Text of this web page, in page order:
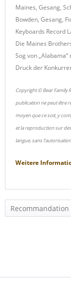
Maines, Gesang,
Bowden, Gesang,
Keyboards Record
Die Maines
Sog von
Druck der
Copyright © Bear Family
publication ne peut être
moyen que ce soit, y
et la reproduction sur
langue, sans
Weitere